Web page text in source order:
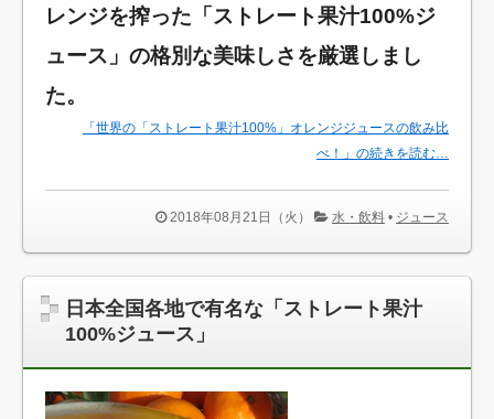
レンジを搾った「ストレート果汁100%ジ
ュース」の格別な美味しさを厳選しまし
た。
「世界の「ストレート果汁100%」オレンジジュースの飲み比
べ！」の続きを読む…
2018年08月21日（火） 水・飲料 • ジュース
日本全国各地で有名な「ストレート果汁
100%ジュース」